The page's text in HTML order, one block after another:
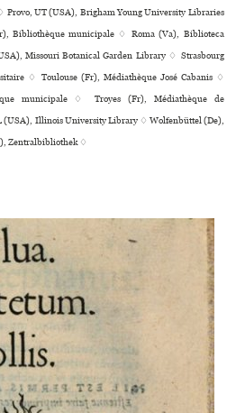
Provo, UT (USA), Brigham Young University Libraries
Bibliothèque muni­ci­pale ♢ Roma (Va), Biblioteca
Missouri Botanical Garden Library ♢ Strasbourg
♢ Toulouse (Fr), Médiathèque José Cabanis ♢
muni­ci­pale ♢ Troyes (Fr), Médiathèque de
(USA), Illinois University Library ♢ Wolfenbüttel (De),
Zentralbibliothek ♢